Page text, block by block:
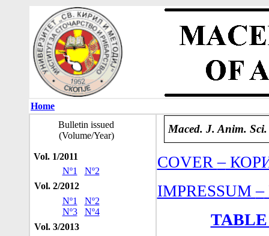
Home
Bulletin issued
(Volume/Year)
Vol. 1/2011
Nº1
Nº2
Vol. 2/2012
Nº1
Nº2
Nº3
Nº4
Vol. 3/2013
Maced. J. Anim. Sci.
COVER–
IMPRESSUM–
TABLE